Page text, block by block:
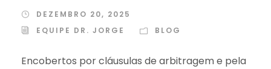
DEZEMBRO 20, 2025
EQUIPE DR. JORGE
BLOG
Encobertos por cláusulas de arbitragem e pela